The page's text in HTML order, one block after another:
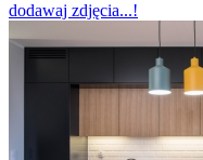
dodawaj zdjęcia...!